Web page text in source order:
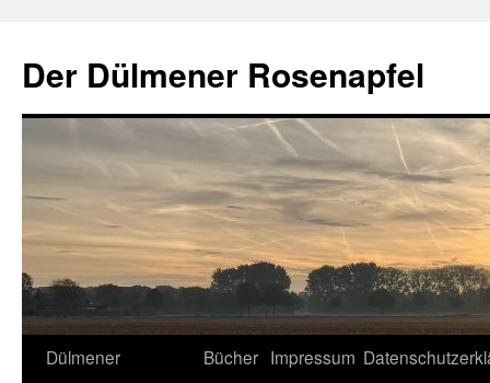
Der Dülmener Rosenapfel
Zum
Dülmener
Bücher Impressum